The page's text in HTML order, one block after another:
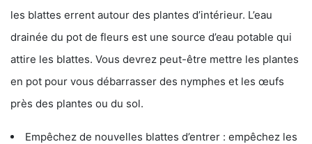
les blattes errent autour des plantes d’intérieur. L’eau
drainée du pot de fleurs est une source d’eau potable qui
attire les blattes. Vous devrez peut-être mettre les plantes
en pot pour vous débarrasser des nymphes et les œufs
près des plantes ou du sol.
Empêchez de nouvelles blattes d’entrer : empêchez les